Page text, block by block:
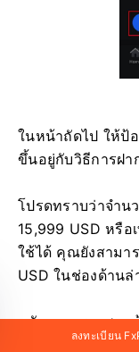
ลงทะเบียน